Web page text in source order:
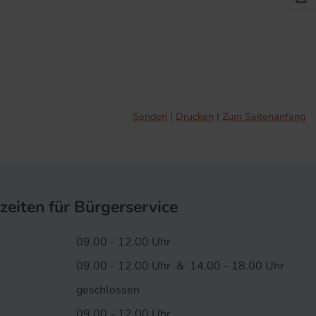
Senden Drucken Zum Seitenanfang
für Bürgerservice
09.00 - 12.00 Uhr
09.00 - 12.00 Uhr & 14.00 - 18.00 Uhr
geschlossen